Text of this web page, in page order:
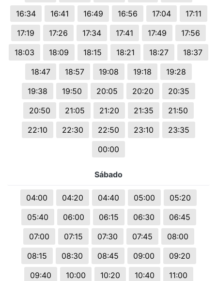
16:34
16:41 16:49 16:56 17:04
17:11
17:19
17:26 17:34 17:41 17:49
17:56
18:03
18:09 18:15 18:21 18:27
18:37
18:47
18:57 19:08 19:18
19:28
19:38
19:50 20:05 20:20
20:35
20:50
21:05 21:20 21:35
21:50
22:10
22:30 22:50 23:10
23:35
00:00
Sábado
04:00 04:20 04:40 05:00
05:20
05:40
06:00 06:15 06:30
06:45
07:00
07:15 07:30 07:45
08:00
08:15
08:30 08:45 09:00
09:20
09:40
10:00 10:20 10:40
11:00